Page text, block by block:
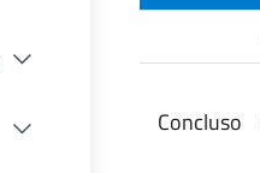
Concluso